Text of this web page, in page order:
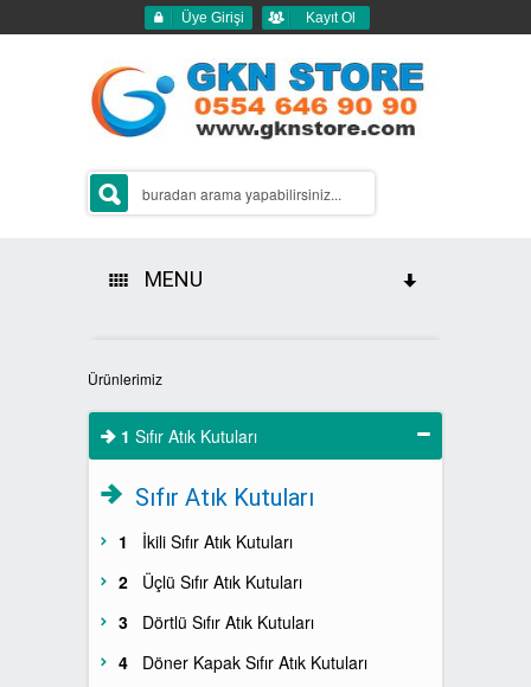
Üye Girişi Kayıt Ol
MENU
GERİ DÖNÜŞÜM ÇÖP KUTULARI
3LÜ GERİ DÖNÜŞÜM KUTULARI
İKİLİ SIFIR ATIK KUTULARI
BANKA BİLGİLERİ
Ürünlerimiz
1 Sıfır Atık Kutuları
Sıfır Atık Kutuları
1
İkili Sıfır Atık Kutuları
2
Üçlü Sıfır Atık Kutuları
3
Dörtlü Sıfır Atık Kutuları
4
Döner Kapak Sıfır Atık Kutuları